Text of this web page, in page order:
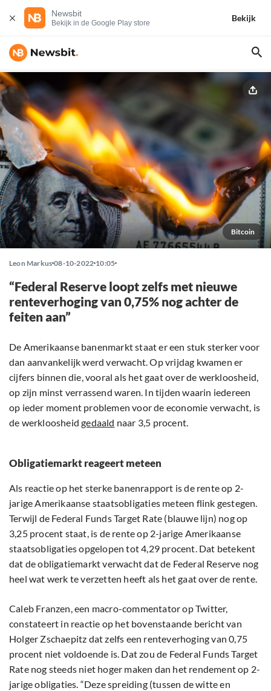
Newsbit
Bekijk in de Google Play store
Bekijk
Bitcoin
Leon Markus 08-10-2022 10:05
“Federal Reserve loopt zelfs met nieuwe
renteverhoging van 0,75% nog achter de
feiten aan”
De Amerikaanse banenmarkt staat er een stuk sterker voor
dan aanvankelijk werd verwacht. Op vrijdag kwamen er
cijfers binnen die, vooral als het gaat over de werkloosheid,
op zijn minst verrassend waren. In tijden waarin iedereen
op ieder moment problemen voor de economie verwacht, is
de werkloosheidgedaald naar 3,5 procent.
Obligatiemarkt reageert meteen
Als reactie op het sterke banenrapport is de rente op 2-
jarige Amerikaanse staatsobligaties meteen flink gestegen.
Terwijl de Federal Funds Target Rate (blauwe lijn) nog op
3,25 procent staat, is de rente op 2-jarige Amerikaanse
staatsobligaties opgelopen tot 4,29 procent. Dat betekent
dat de obligatiemarkt verwacht dat de Federal Reserve nog
heel wat werk te verzetten heeft als het gaat over de rente.
Caleb Franzen, een macro-commentator op Twitter,
constateert in reactie op het bovenstaande bericht van
Holger Zschaepitz dat zelfs een renteverhoging van 0,75
procent niet voldoende is. Dat zou de Federal Funds Target
Rate nog steeds niet hoger maken dan het rendement op 2-
jarige obligaties. “Deze spreiding (tussen de witte en